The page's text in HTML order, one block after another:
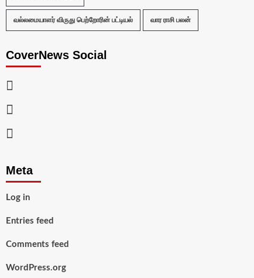
வல்லமையாளர் விருது பெற்றோரின் பட்டியல் வார ராசி பலன்
CoverNews Social
Meta
Log in
Entries feed
Comments feed
WordPress.org